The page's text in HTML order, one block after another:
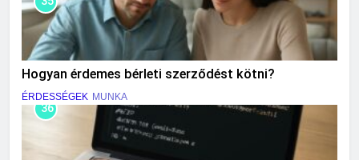
Hogyan érdemes bérleti szerződést kötni?
ÉRDESSÉGEK MUNKA
36